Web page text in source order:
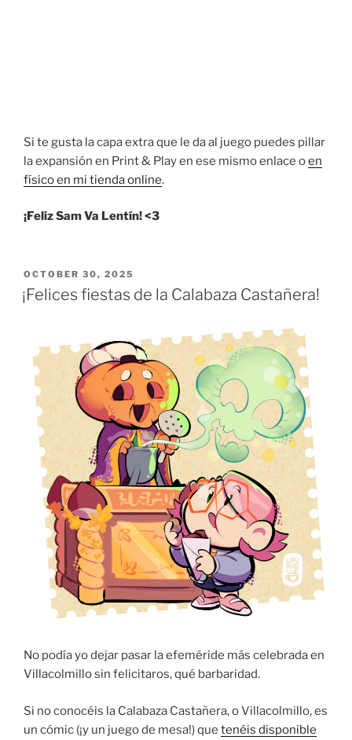
Si te gusta la capa extra que le da al juego puedes pillar
la expansión en Print & Play en ese mismo enlace oen
físico en mi tienda online.
¡Feliz Sam Va Lentín! <3
POSTED
ON
OCTOBER 30, 2025
¡Felices fiestas de la Calabaza Castañera!
No podía yo dejar pasar la efeméride más celebrada en
Villacolmillo sin felicitaros, qué barbaridad.
Si no conocéis la Calabaza Castañera, o Villacolmillo, es
un cómic (¡y un juego de mesa!) que tenéis disponible